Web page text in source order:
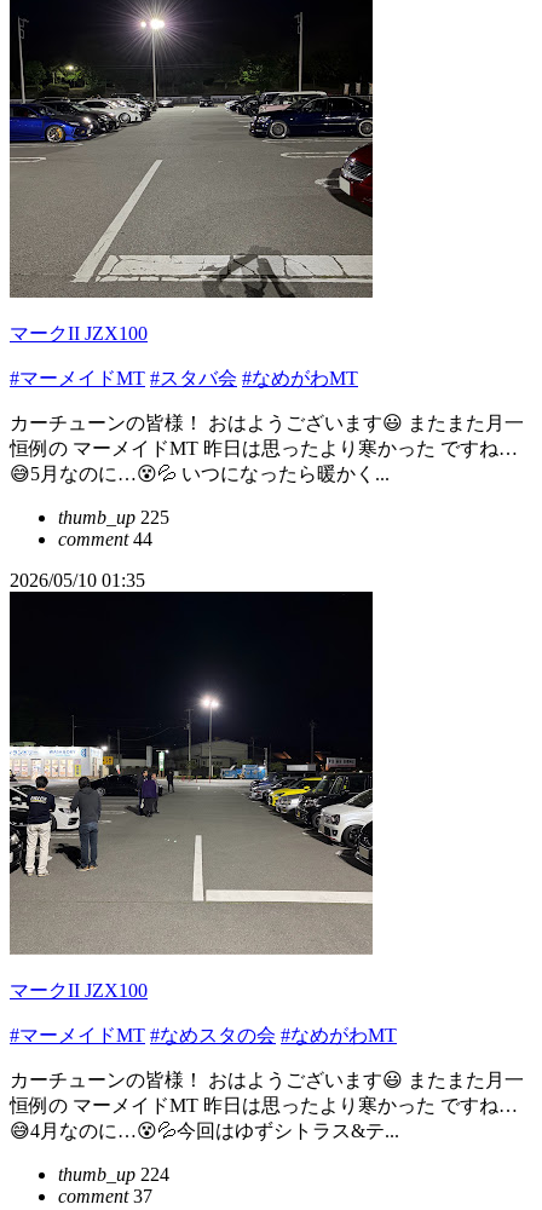
マークII JZX100
#マーメイドMT #スタバ会 #なめがわMT
カーチューンの皆様！ おはようございます😃 またまた月一
恒例の マーメイドMT 昨日は思ったより寒かった ですね…
😅5月なのに…😵💦 いつになったら暖かく...
thumb_up 225
comment44
2026/05/10 01:35
マークII JZX100
#マーメイドMT #なめスタの会 #なめがわMT
カーチューンの皆様！ おはようございます😃 またまた月一
恒例の マーメイドMT 昨日は思ったより寒かった ですね…
😅4月なのに…😵💦今回はゆずシトラス&テ...
thumb_up 224
comment37